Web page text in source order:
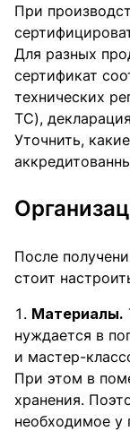
При
Для разных
сертификат
технических
ТС),
Уточнить,
После
стоит
Материалы.
нуждается в
и мастер-
При этом в
хранения.
необходимое у